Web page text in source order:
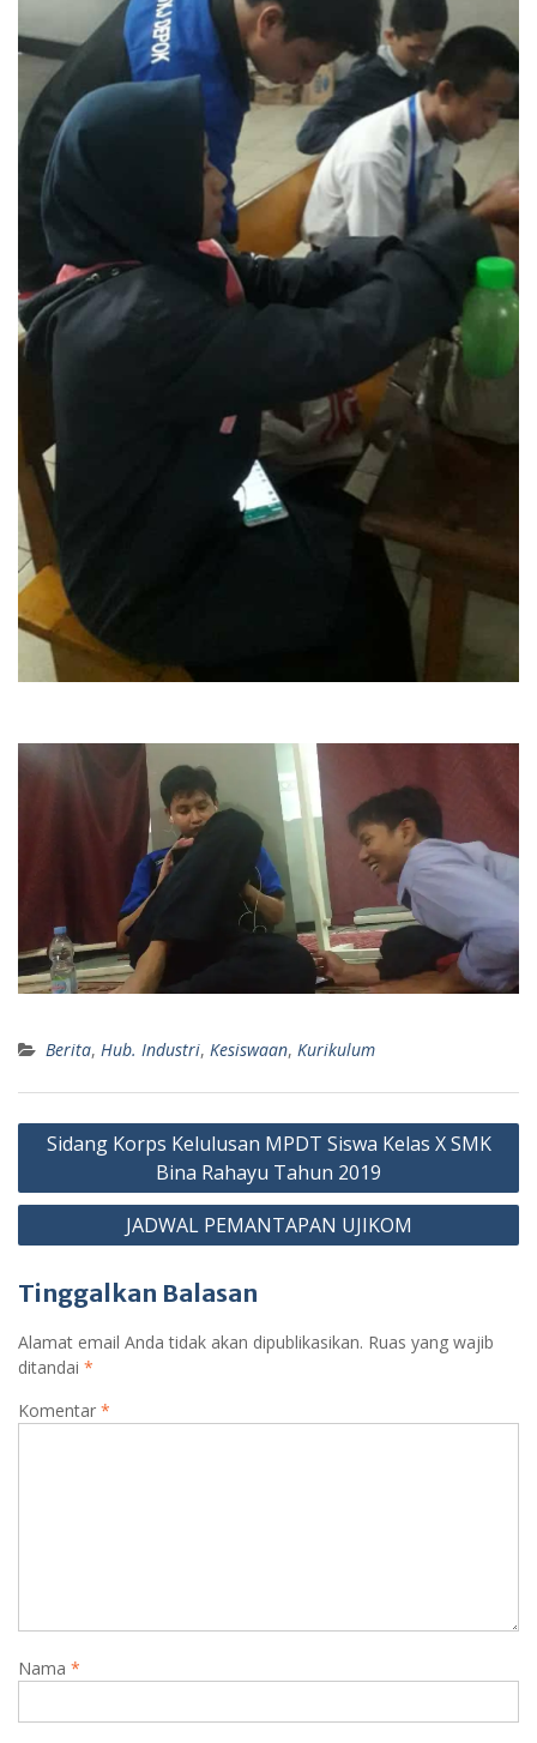
Berita, Hub. Industri, Kesiswaan, Kurikulum
Navigasi
Sidang Korps Kelulusan MPDT Siswa Kelas X SMK
Bina Rahayu Tahun 2019
JADWAL PEMANTAPAN UJIKOM
Tinggalkan Balasan
Alamat email Anda tidak akan dipublikasikan. Ruas yang wajib
ditandai *
Komentar *
Nama *